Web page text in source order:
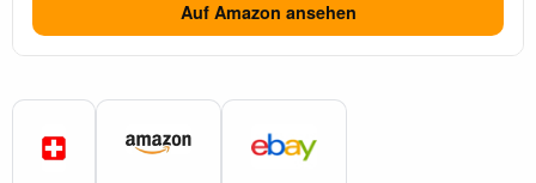
Auf Amazon ansehen